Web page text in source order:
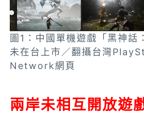
圖1：中國單機遊戲「黑神話
未在台上市／翻攝台灣
Network網頁
兩岸未相互開放遊